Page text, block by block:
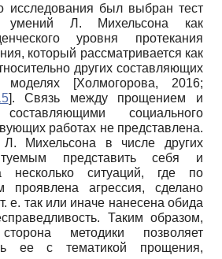
исследования был выбран тест
умений Л. Михельсона как
уровня протекания
который рассматривается как
других составляющих
моделях
[Холмогорова, 2016;
]. Связь между прощением и
составляющими социального
работах не представлена.
Л. Михельсона в числе других
представить себя и
несколько ситуаций, где по
агрессия, сделано
е. так или иначе нанесена обида
Таким образом,
методики позволяет
ее с тематикой прощения,